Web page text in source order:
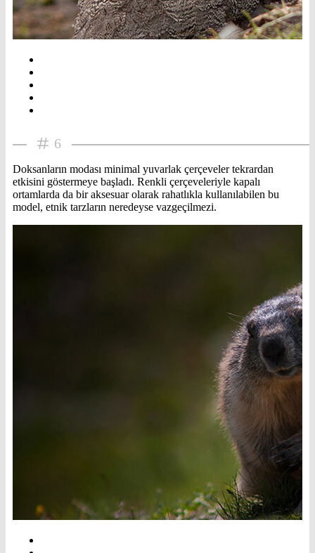
6
Doksanların modası minimal yuvarlak çerçeveler tekrardan
etkisini göstermeye başladı. Renkli çerçeveleriyle kapalı
ortamlarda da bir aksesuar olarak rahatlıkla kullanılabilen bu
model, etnik tarzların neredeyse vazgeçilmezi.